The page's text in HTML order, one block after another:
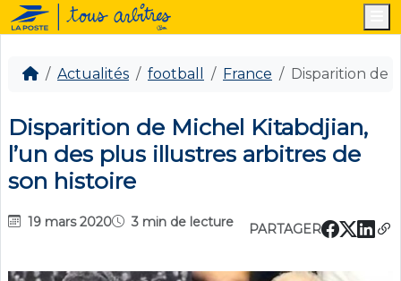
Actualités football France Disparition de
Disparition de Michel Kitabdjian,
l’un des plus illustres arbitres de
son histoire
19 mars 2020 3 min de lecture PARTAGER